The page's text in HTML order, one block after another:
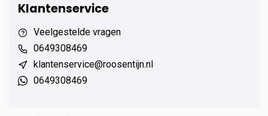
Klantenservice
Veelgestelde vragen
0649308469
klantenservice@roosentijn.nl
0649308469